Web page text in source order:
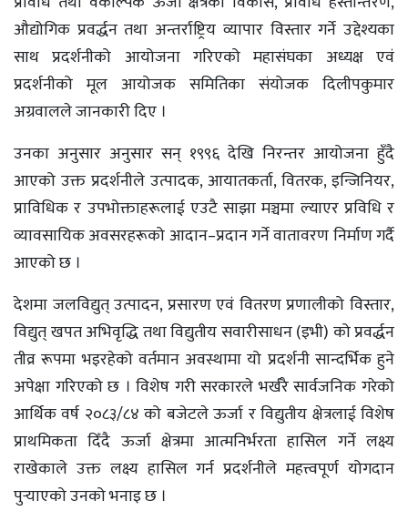
औद्योगिक प्रवर्द्धन तथा अन्तर्राष्ट्रिय व्यापार विस्तार गर्ने उद्देश्यका
साथ प्रदर्शनीको आयोजना गरिएको महासंघका अध्यक्ष एवं
प्रदर्शनीको मूल आयोजक समितिका संयोजक दिलीपकुमार
अग्रवालले जानकारी दिए ।
उनका अनुसार अनुसार सन् १९९६ देखि निरन्तर आयोजना हुँदै
आएको उक्त प्रदर्शनीले उत्पादक, आयातकर्ता, वितरक, इन्जिनियर,
प्राविधिक र उपभोक्ताहरूलाई एउटै साझा मञ्चमा ल्याएर प्रविधि र
व्यावसायिक अवसरहरूको आदान–प्रदान गर्ने वातावरण निर्माण गर्दै
आएको छ ।
देशमा जलविद्युत् उत्पादन, प्रसारण एवं वितरण प्रणालीको विस्तार,
विद्युत् खपत अभिवृद्धि तथा विद्युतीय सवारीसाधन (इभी) को प्रवर्द्धन
तीव्र रूपमा भइरहेको वर्तमान अवस्थामा यो प्रदर्शनी सान्दर्भिक हुने
अपेक्षा गरिएको छ । विशेष गरी सरकारले भर्खरै सार्वजनिक गरेको
आर्थिक वर्ष २०८३/८४ को बजेटले ऊर्जा र विद्युतीय क्षेत्रलाई विशेष
प्राथमिकता दिँदै ऊर्जा क्षेत्रमा आत्मनिर्भरता हासिल गर्ने लक्ष्य
राखेकाले उक्त लक्ष्य हासिल गर्न प्रदर्शनीले महत्त्वपूर्ण योगदान
पुर्‍याएको उनको भनाइ छ ।